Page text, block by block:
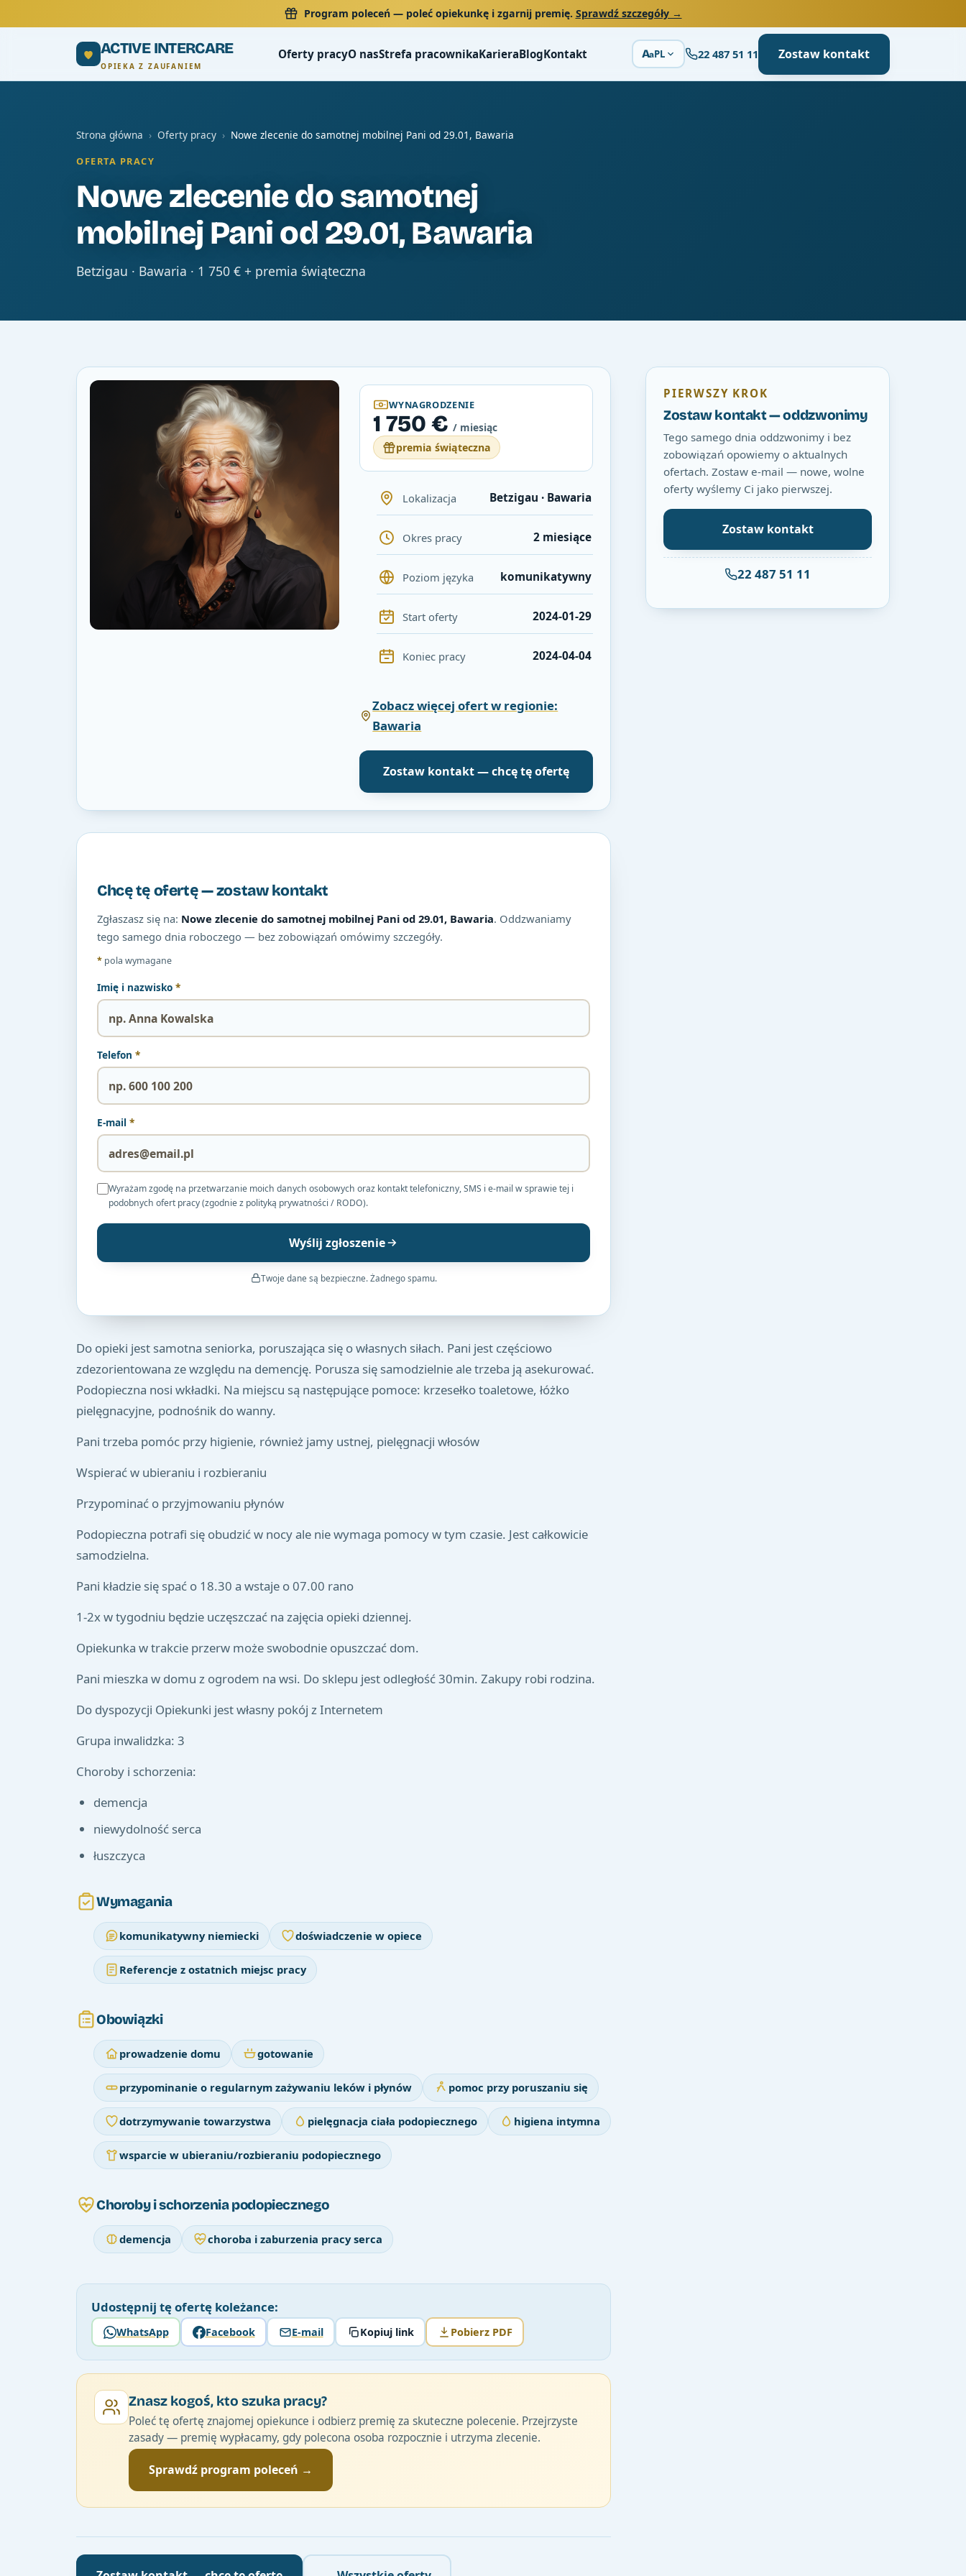
Program poleceń— poleć opiekunkę i zgarnij premię. Sprawdź szczegóły →
ACTIVE INTERCARE
OPIEKA Z ZAUFANIEM
Oferty pracyO nasStrefa pracownikaKarieraBlogKontakt AaPL 22 487 51 11 Zostaw kontakt
Strona główna › Oferty pracy › Nowe zlecenie do samotnej mobilnej Pani od 29.01, Bawaria
OFERTA PRACY
Nowe zlecenie do samotnej
mobilnej Pani od 29.01, Bawaria
Betzigau · Bawaria · 1 750 € + premia świąteczna
WYNAGRODZENIE
1 750 €/ miesiąc
premia świąteczna
Lokalizacja Betzigau · Bawaria
Okres pracy 2 miesiące
Poziom języka komunikatywny
Start oferty 2024-01-29
Koniec pracy 2024-04-04
Zobacz więcej ofert w regionie:
Bawaria
Zostaw kontakt — chcę tę ofertę
Chcę tę ofertę — zostaw kontakt
Zgłaszasz się na: Nowe zlecenie do samotnej mobilnej Pani od 29.01, Bawaria. Oddzwaniamy
tego samego dnia roboczego — bez zobowiązań omówimy szczegóły.
* pola wymagane
Imię i nazwisko *
Telefon *
E-mail *
Wyrażam zgodę na przetwarzanie moich danych osobowych oraz kontakt telefoniczny, SMS i e-mail w sprawie tej i
podobnych ofert pracy (zgodnie z polityką prywatności / RODO).
Wyślij zgłoszenie
Twoje dane są bezpieczne. Żadnego spamu.
Do opieki jest samotna seniorka, poruszająca się o własnych siłach. Pani jest częściowo
zdezorientowana ze względu na demencję. Porusza się samodzielnie ale trzeba ją asekurować.
Podopieczna nosi wkładki. Na miejscu są następujące pomoce: krzesełko toaletowe, łóżko
pielęgnacyjne, podnośnik do wanny.
Pani trzeba pomóc przy higienie, również jamy ustnej, pielęgnacji włosów
Wspierać w ubieraniu i rozbieraniu
Przypominać o przyjmowaniu płynów
Podopieczna potrafi się obudzić w nocy ale nie wymaga pomocy w tym czasie. Jest całkowicie
samodzielna.
Pani kładzie się spać o 18.30 a wstaje o 07.00 rano
1-2x w tygodniu będzie uczęszczać na zajęcia opieki dziennej.
Opiekunka w trakcie przerw może swobodnie opuszczać dom.
Pani mieszka w domu z ogrodem na wsi. Do sklepu jest odległość 30min. Zakupy robi rodzina.
Do dyspozycji Opiekunki jest własny pokój z Internetem
Grupa inwalidzka: 3
Choroby i schorzenia:
demencja
niewydolność serca
łuszczyca
Wymagania
komunikatywny niemiecki doświadczenie w opiece
Referencje z ostatnich miejsc pracy
Obowiązki
prowadzenie domu gotowanie
przypominanie o regularnym zażywaniu leków i płynów pomoc przy poruszaniu się
dotrzymywanie towarzystwa pielęgnacja ciała podopiecznego higiena intymna
wsparcie w ubieraniu/rozbieraniu podopiecznego
Choroby i schorzenia podopiecznego
demencja choroba i zaburzenia pracy serca
Udostępnij tę ofertę koleżance:
WhatsApp Facebook E-mail Kopiuj link Pobierz PDF
Znasz kogoś, kto szuka pracy?
Poleć tę ofertę znajomej opiekunce i odbierz premię za skuteczne polecenie. Przejrzyste
zasady — premię wypłacamy, gdy polecona osoba rozpocznie i utrzyma zlecenie.
Sprawdź program poleceń →
PIERWSZY KROK
Zostaw kontakt — oddzwonimy
Tego samego dnia oddzwonimy i bez
zobowiązań opowiemy o aktualnych
ofertach. Zostaw e-mail — nowe, wolne
oferty wyślemy Ci jako pierwszej.
Zostaw kontakt
22 487 51 11